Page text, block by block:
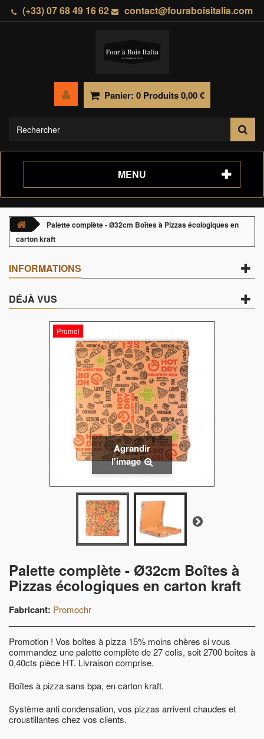
(+33) 07 68 49 16 62 contact@fouraboisitalia.com
Panier: 0 Produits 0,00 €
MENU
Palette complète - Ø32cm Boîtes à Pizzas écologiques en
carton kraft
INFORMATIONS
DÉJÀ VUS
Promo!
Agrandir
l'image
Palette complète - Ø32cm Boîtes à
Pizzas écologiques en carton kraft
Fabricant: Promochr
Promotion ! Vos boîtes à pizza 15% moins chères si vous
commandez une palette complète de 27 colis, soit 2700 boîtes à
0,40cts pièce HT. Livraison comprise.
Boîtes à pizza sans bpa, en carton kraft.
Système anti condensation, vos pizzas arrivent chaudes et
croustillantes chez vos clients.